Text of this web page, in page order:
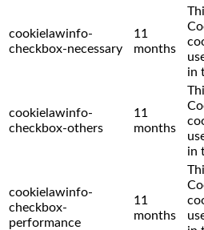
cookielawinfo-
checkbox-necessary
11
months
in
cookielawinfo-
checkbox-others
11
months
in
cookielawinfo-
checkbox-
performance
11
months